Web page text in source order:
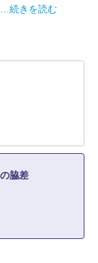
…続きを読む
脇差